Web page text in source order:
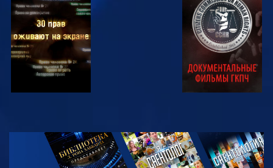
СМОТРЕТЬ СМОТРЕТЬ
СМОТРЕТЬ
СМОТРЕТЬ
ПЕРЕДАЧИ